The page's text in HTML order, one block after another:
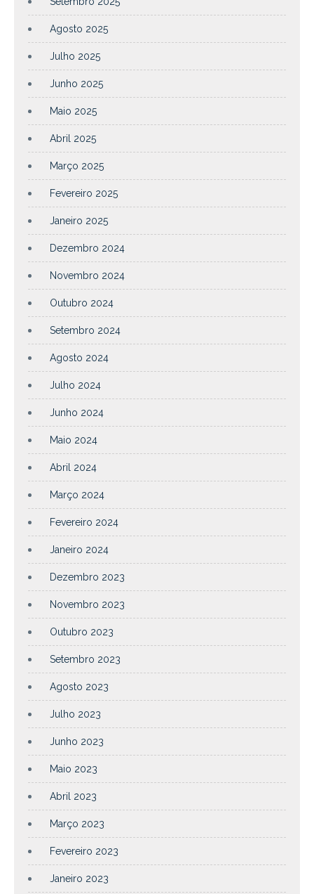
Agosto 2025
Julho 2025
Junho 2025
Maio 2025
Abril 2025
Março 2025
Fevereiro 2025
Janeiro 2025
Dezembro 2024
Novembro 2024
Outubro 2024
Setembro 2024
Agosto 2024
Julho 2024
Junho 2024
Maio 2024
Abril 2024
Março 2024
Fevereiro 2024
Janeiro 2024
Dezembro 2023
Novembro 2023
Outubro 2023
Setembro 2023
Agosto 2023
Julho 2023
Junho 2023
Maio 2023
Abril 2023
Março 2023
Fevereiro 2023
Janeiro 2023